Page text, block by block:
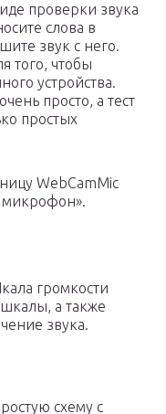
проверки звука
слова в
звук с него.
того, чтобы
устройства.
просто, а тест
простых
WebCamMic
микрофон».
громкости
а также
звука.
схему с